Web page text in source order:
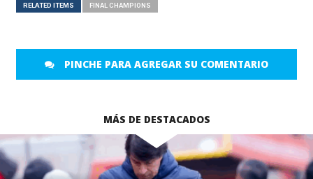
RELATED ITEMS FINAL CHAMPIONS
PINCHE PARA AGREGAR SU COMENTARIO
MÁS DE DESTACADOS